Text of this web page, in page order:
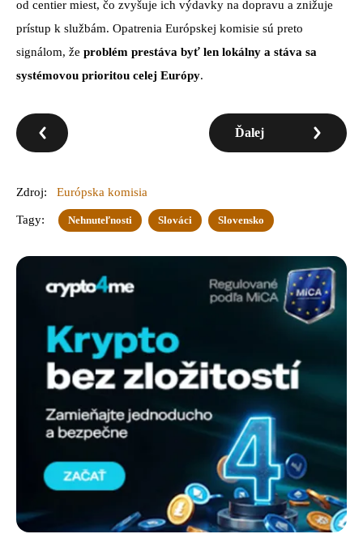
od centier miest, čo zvyšuje ich výdavky na dopravu a znižuje
prístup k službám. Opatrenia Európskej komisie sú preto
signálom, že problém prestáva byť len lokálny a stáva sa
systémovou prioritou celej Európy.
Ďalej
Zdroj: Európska komisia
Tagy: Nehnuteľnosti Slováci Slovensko